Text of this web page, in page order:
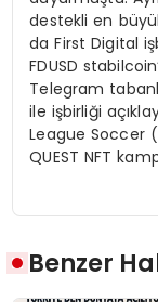
destekli en
da First Digital
FDUSD
Telegram
ile işbirliği
League Soccer
QUEST NFT
Benzer